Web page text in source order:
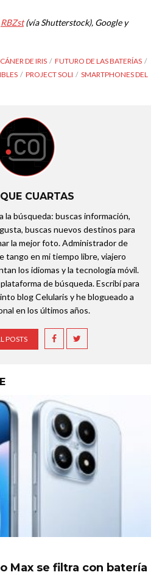
RBZst(vía Shutterstock), Google y
DE IRIS
FUTURO DE LAS BATERÍAS
PROJECT SOLI
SMARTPHONES DEL
CUARTAS
la búsqueda: buscas información,
buscas nuevos destinos para
la mejor foto. Administrador de
tango en mi tiempo libre, viajero
los idiomas y la tecnología móvil.
de búsqueda. Escribí para
blog Celularis y he blogueado a
en los últimos años.
POSTS
Max se filtra con batería